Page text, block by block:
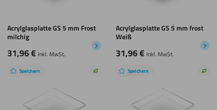
Acrylglasplatte GS 5 mm Frost
milchig
31,96€ Inkl. MwSt.
Acrylglasplatte GS 5 mm frost
Weiß
31,96€ Inkl. MwSt.
Speichern
NachhaltigeSpeichern